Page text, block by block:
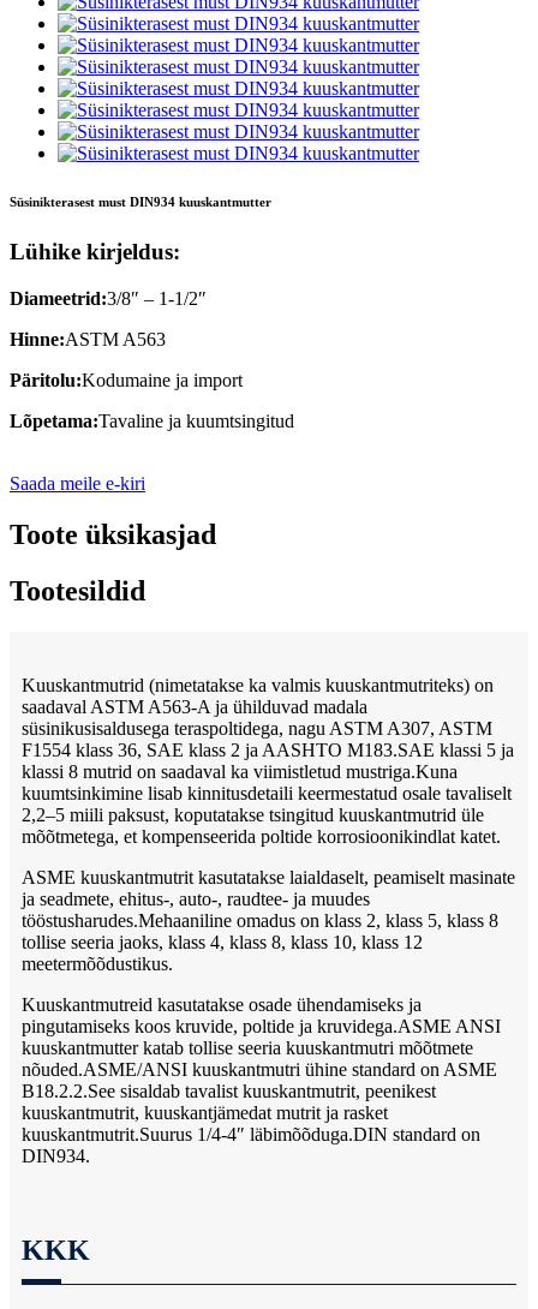
Süsinikterasest must DIN934 kuuskantmutter
Lühike kirjeldus:
Diameetrid:3/8″ – 1-1/2″
Hinne:ASTM A563
Päritolu:Kodumaine ja import
Lõpetama:Tavaline ja kuumtsingitud
Saada meile e-kiri
Toote üksikasjad
Tootesildid
Kuuskantmutrid (nimetatakse ka valmis kuuskantmutriteks) on
saadaval ASTM A563-A ja ühilduvad madala
süsinikusisaldusega teraspoltidega, nagu ASTM A307, ASTM
F1554 klass 36, SAE klass 2 ja AASHTO M183.SAE klassi 5 ja
klassi 8 mutrid on saadaval ka viimistletud mustriga.Kuna
kuumtsinkimine lisab kinnitusdetaili keermestatud osale tavaliselt
2,2–5 miili paksust, koputatakse tsingitud kuuskantmutrid üle
mõõtmetega, et kompenseerida poltide korrosioonikindlat katet.
ASME kuuskantmutrit kasutatakse laialdaselt, peamiselt masinate
ja seadmete, ehitus-, auto-, raudtee- ja muudes
tööstusharudes.Mehaaniline omadus on klass 2, klass 5, klass 8
tollise seeria jaoks, klass 4, klass 8, klass 10, klass 12
meetermõõdustikus.
Kuuskantmutreid kasutatakse osade ühendamiseks ja
pingutamiseks koos kruvide, poltide ja kruvidega.ASME ANSI
kuuskantmutter katab tollise seeria kuuskantmutri mõõtmete
nõuded.ASME/ANSI kuuskantmutri ühine standard on ASME
B18.2.2.See sisaldab tavalist kuuskantmutrit, peenikest
kuuskantmutrit, kuuskantjämedat mutrit ja rasket
kuuskantmutrit.Suurus 1/4-4″ läbimõõduga.DIN standard on
DIN934.
KKK